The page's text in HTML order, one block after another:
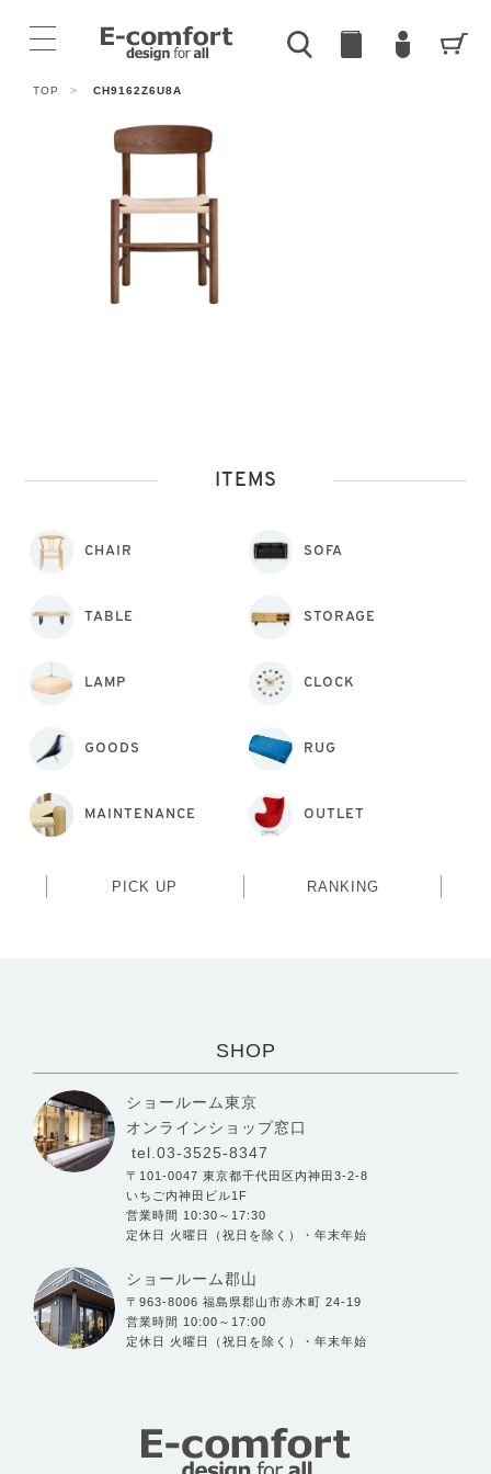
TOP > CH9162Z6U8A
ITEMS
CHAIR SOFA
TABLE STORAGE
LAMP CLOCK
GOODS RUG
MAINTENANCE OUTLET
PICK UP RANKING
SHOP
ショールーム東京
オンラインショップ窓口
tel.03-3525-8347
〒101-0047 東京都千代田区内神田3-2-8
いちご内神田ビル1F
営業時間 10:30～17:30
定休日 火曜日（祝日を除く）・年末年始
ショールーム郡山
〒963-8006 福島県郡山市赤木町 24-19
営業時間 10:00～17:00
定休日 火曜日（祝日を除く）・年末年始